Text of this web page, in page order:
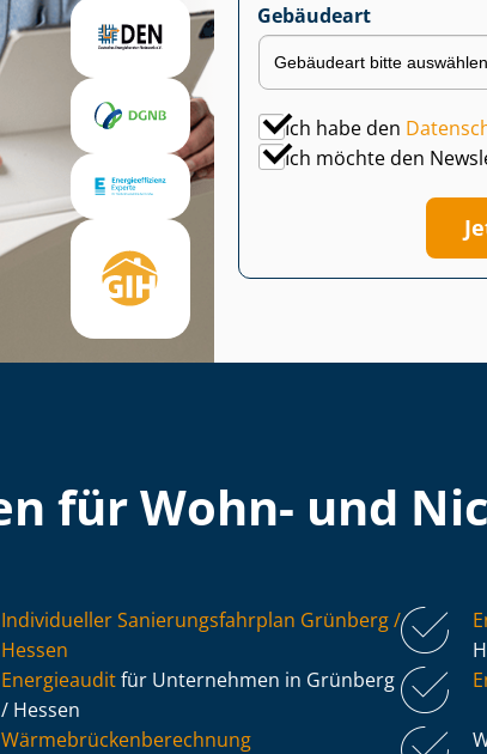
Gebäudeart
Ich habe den
Ich möchte den
für Wohn- und
Individueller Sa­nie­rungs­fahr­plan Grünberg /
Hessen
Energieauditfür Unternehmen in Grünberg
/ Hessen
Wär­me­brü­cken­be­rech­nung